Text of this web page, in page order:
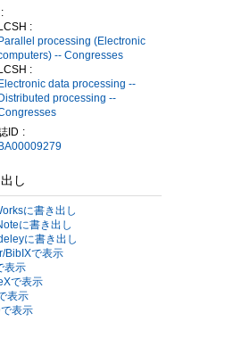
LCSH :
Parallel processing (Electronic
-- Congresses
LCSH :
Electronic data processing --
Distributed processing --
ID
BA00009279
し
に書き出し
に書き出し
に書き出し
BibIXで表示
表示
で表示
表示
で表示